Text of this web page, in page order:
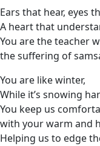
Ears that hear, eyes
A heart that
You are the teacher
the suffering of
You are like winter,
While it’s snowing
You keep us
with your warm and
Helping us to edge